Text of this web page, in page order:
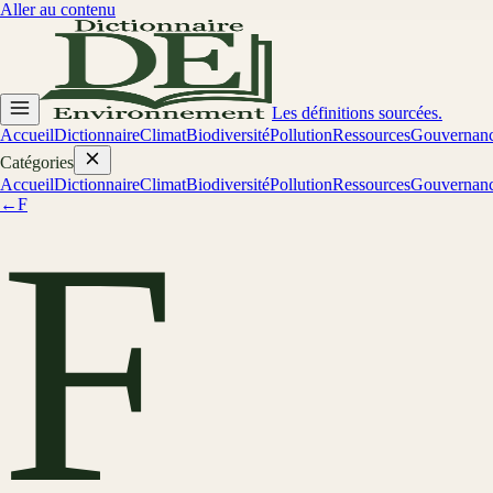
Aller au contenu
Les définitions sourcées.
AccueilDictionnaireClimatBiodiversitéPollutionRessources
Catégories
AccueilDictionnaireClimatBiodiversitéPollutionRessources
←F
F